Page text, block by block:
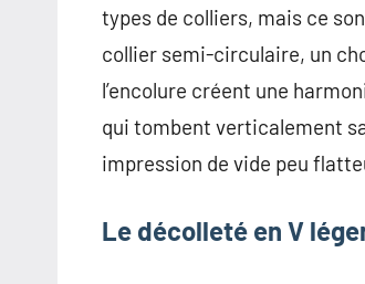
types de colliers, mais ce
collier semi-circulaire, un
l’encolure créent une
qui tombent verticalement
impression de vide peu
Le décolleté en V